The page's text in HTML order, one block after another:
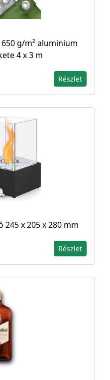
650 g/m² aluminium
4 x 3 m
Részlet
245 x 205 x 280 mm
Részlet